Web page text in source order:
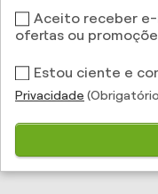
Aceito receber e-
ofertas ou
Estou ciente e
Privacidade